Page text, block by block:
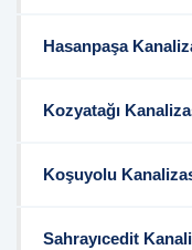
Hasanpaşa
Kozyatağı
Koşuyolu
Sahrayıcedit